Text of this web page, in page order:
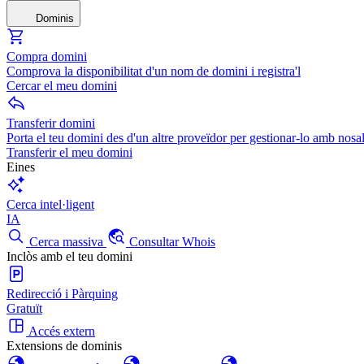
Dominis
Compra domini
Comprova la disponibilitat d'un nom de domini i registra'l
Cercar el meu domini
Transferir domini
Porta el teu domini des d'un altre proveïdor per gestionar-lo amb
Transferir el meu domini
Eines
Cerca intel·ligent
IA
Cerca massiva
Consultar Whois
Inclòs amb el teu domini
Redirecció i Pàrquing
Gratuït
Accés extern
Extensions de dominis